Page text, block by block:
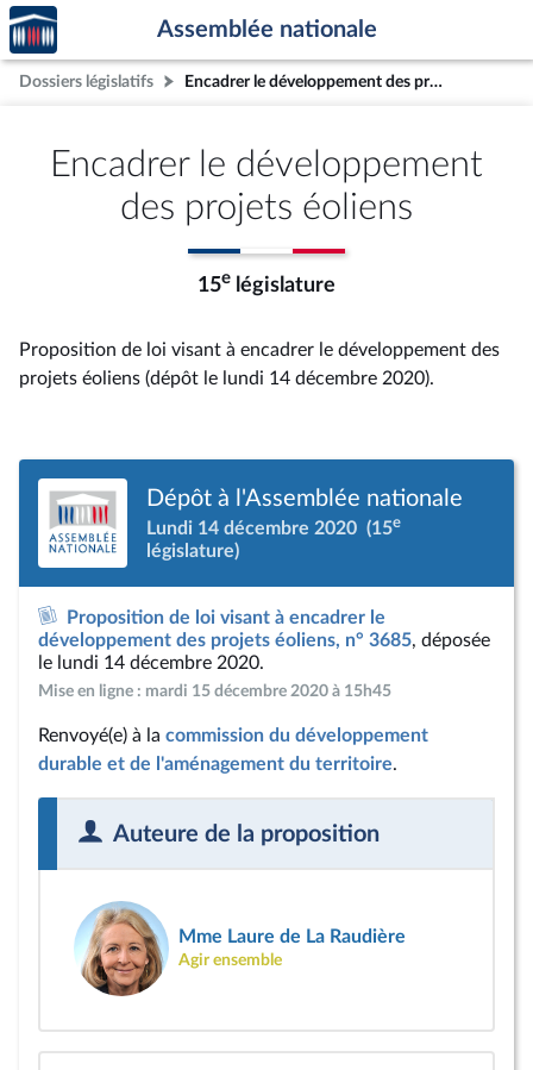
Aller au contenu
Aller en bas de la page
Accèder
à la
page
d'accueil
Assemblée nationale
Dossiers législatifs Encadrer le développement des projets éoliens
Encadrer le développement
des projets éoliens
15e législature
Proposition de loi visant à encadrer le développement des
projets éoliens (dépôt le lundi 14 décembre 2020).
Dépôt à l'Assemblée nationale
Lundi 14 décembre 2020 (15e
législature)
Proposition de loi visant à encadrer le
développement des projets éoliens, n° 3685, déposée
le lundi 14 décembre 2020.
Mise en ligne : mardi 15 décembre 2020 à 15h45
Renvoyé(e) à la commission du développement
durable et de l'aménagement du territoire.
Auteure de la proposition
Mme Laure de La Raudière
Agir ensemble